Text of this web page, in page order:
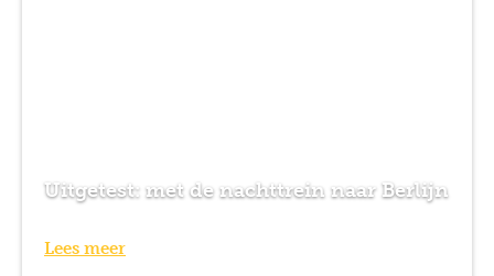
Uitgetest: met de nachttrein naar Berlijn
Lees meer